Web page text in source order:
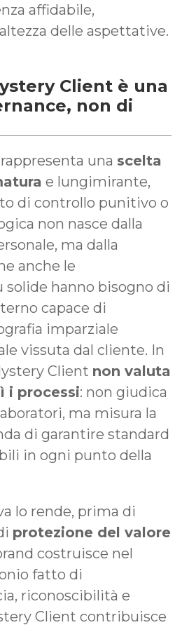
affidabile,
delle aspettative.
Client è una
non di
rappresenta una scelta
e lungimirante,
di controllo punitivo o
non nasce dalla
ma dalla
anche le
solide hanno bisogno di
capace di
imparziale
vissuta dal cliente. In
Client non valuta
i processi: non giudica
ma misura la
di garantire standard
in ogni punto della
lo rende, prima di
protezione del valore
costruisce nel
fatto di
riconoscibilità e
Client contribuisce